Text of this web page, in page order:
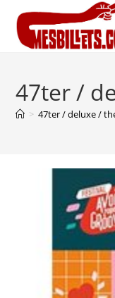
47ter /
> 47ter / deluxe /